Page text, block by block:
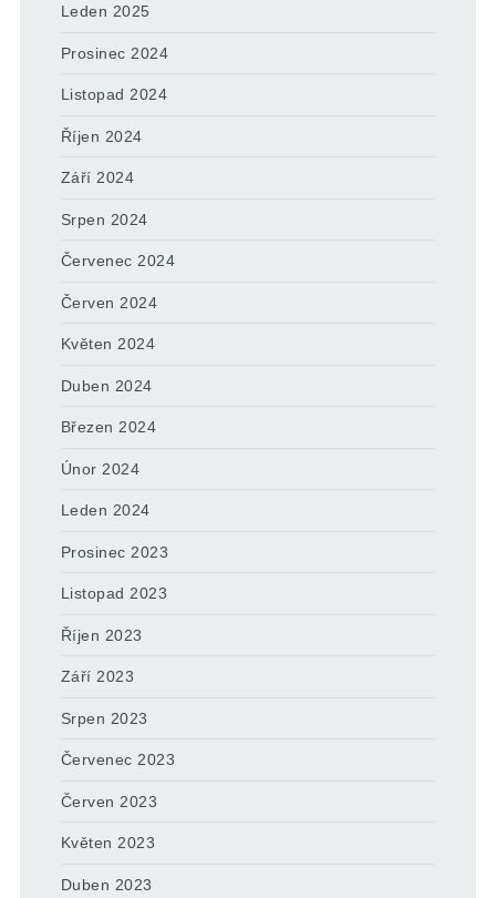
Leden 2025
Prosinec 2024
Listopad 2024
Říjen 2024
Září 2024
Srpen 2024
Červenec 2024
Červen 2024
Květen 2024
Duben 2024
Březen 2024
Únor 2024
Leden 2024
Prosinec 2023
Listopad 2023
Říjen 2023
Září 2023
Srpen 2023
Červenec 2023
Červen 2023
Květen 2023
Duben 2023